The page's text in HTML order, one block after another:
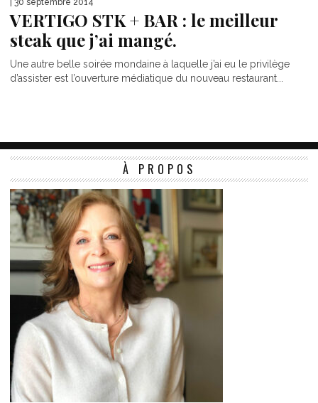
| 30 septembre 2014
VERTIGO STK + BAR : le meilleur
steak que j’ai mangé.
Une autre belle soirée mondaine à laquelle j’ai eu le privilège
d’assister est l’ouverture médiatique du nouveau restaurant...
À PROPOS